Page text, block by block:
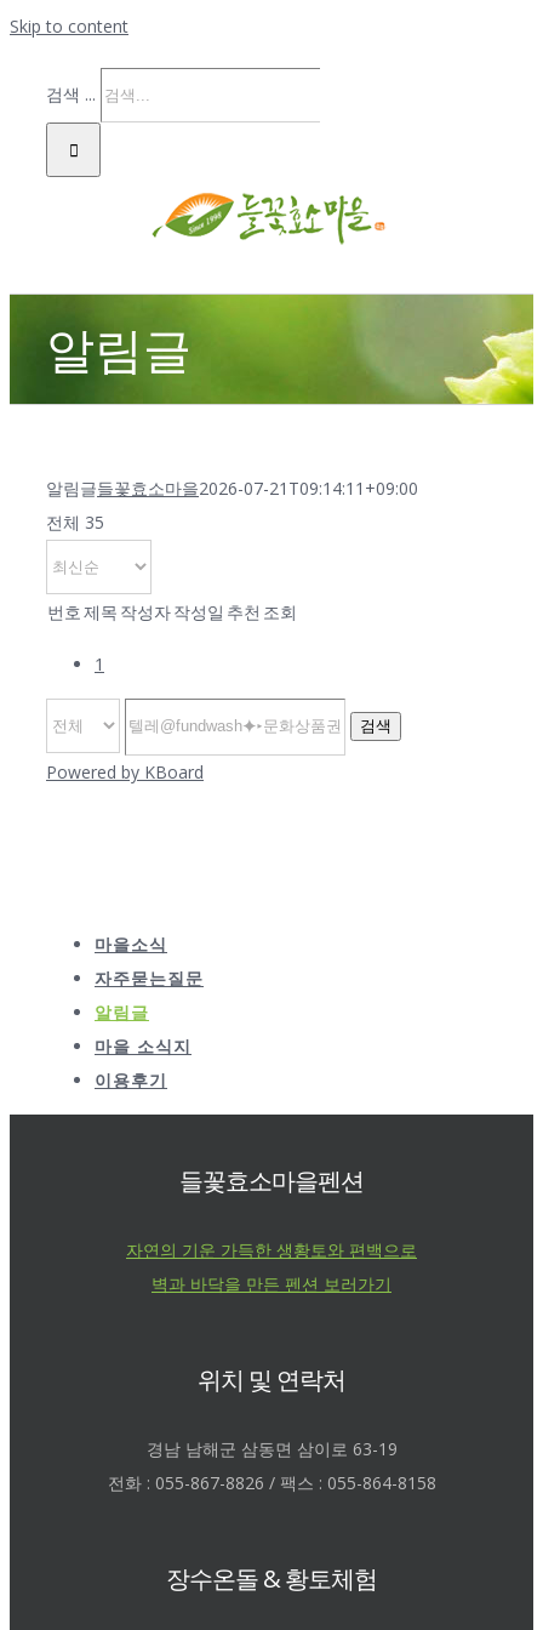
Skip to content
검색 ...
알림글
알림글들꽃효소마을2026-07-21T09:14:11+09:00
전체 35
번호제목 작성자작성일 추천 조회
1
검색
Powered by KBoard
마을소식
자주묻는질문
알림글
마을 소식지
이용후기
들꽃효소마을펜션
자연의 기운 가득한 생황토와 편백으로
벽과 바닥을 만든 펜션 보러가기
위치 및 연락처
경남 남해군 삼동면 삼이로 63-19
전화 : 055-867-8826 / 팩스 : 055-864-8158
장수온돌 & 황토체험